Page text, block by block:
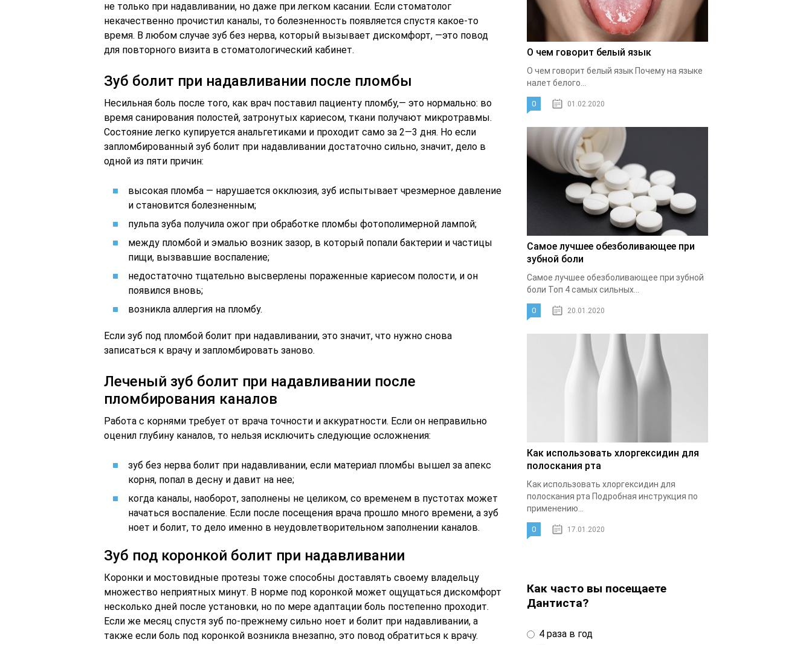
не только при надавливании, но даже при легком касании. Если стоматолог
некачественно прочистил каналы, то болезненность появляется спустя какое-то
время. В любом случае зуб без нерва, который вызывает дискомфорт, —это повод
для повторного визита в стоматологический кабинет.
Зуб болит при надавливании после пломбы
Несильная боль после того, как врач поставил пациенту пломбу,— это нормально: во
время санирования полостей, затронутых кариесом, ткани получают микротравмы.
Состояние легко купируется анальгетиками и проходит само за 2—3 дня. Но если
запломбированный зуб болит при надавливании достаточно сильно, значит, дело в
одной из пяти причин:
высокая пломба — нарушается окклюзия, зуб испытывает чрезмерное давление
и становится болезненным;
пульпа зуба получила ожог при обработке пломбы фотополимерной лампой;
между пломбой и эмалью возник зазор, в который попали бактерии и частицы
пищи, вызвавшие воспаление;
недостаточно тщательно высверлены пораженные кариесом полости, и он
появился вновь;
возникла аллергия на пломбу.
Если зуб под пломбой болит при надавливании, это значит, что нужно снова
записаться к врачу и запломбировать заново.
Леченый зуб болит при надавливании после
пломбирования каналов
Работа с корнями требует от врача точности и аккуратности. Если он неправильно
оценил глубину каналов, то нельзя исключить следующие осложнения:
зуб без нерва болит при надавливании, если материал пломбы вышел за апекс
корня, попал в десну и давит на нее;
когда каналы, наоборот, заполнены не целиком, со временем в пустотах может
начаться воспаление. Если после посещения врача прошло много времени, а зуб
ноет и болит, то дело именно в неудовлетворительном заполнении каналов.
Зуб под коронкой болит при надавливании
Коронки и мостовидные протезы тоже способны доставлять своему владельцу
множество неприятных минут. В норме под коронкой может ощущаться дискомфорт
несколько дней после установки, но по мере адаптации боль постепенно проходит.
Если же месяц спустя зуб по-прежнему сильно ноет и болит при надавливании, а
также если боль под коронкой возникла внезапно, это повод обратиться к врачу.
О чем говорит белый язык
О чем говорит белый язык Почему на языке
налет белого...
0 01.02.2020
Самое лучшее обезболивающее при
зубной боли
Самое лучшее обезболивающее при зубной
боли Топ 4 самых сильных...
0 20.01.2020
Как использовать хлоргексидин для
полоскания рта
Как использовать хлоргексидин для
полоскания рта Подробная инструкция по
применению...
0 17.01.2020
Как часто вы посещаете
Дантиста?
4 раза в год